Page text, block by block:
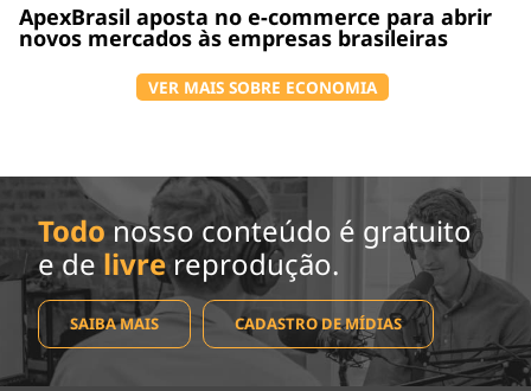
ApexBrasil aposta no e-commerce para abrir
novos mercados às empresas brasileiras
VER MAIS SOBRE ECONOMIA
Todo nosso conteúdo é gratuito
e de livrereprodução.
SAIBA MAIS CADASTRO DE MÍDIAS